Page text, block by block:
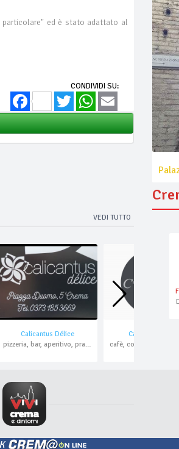
ed è stato adattato al
CONDIVIDI SU:
FacebookTwitter WhatsApp
VEDI TUTTO
Calicantus Délice
pizzeria, bar, aperitivo, pranzo di lavoro, asporto, domicilio
Caffè Fuoriporta